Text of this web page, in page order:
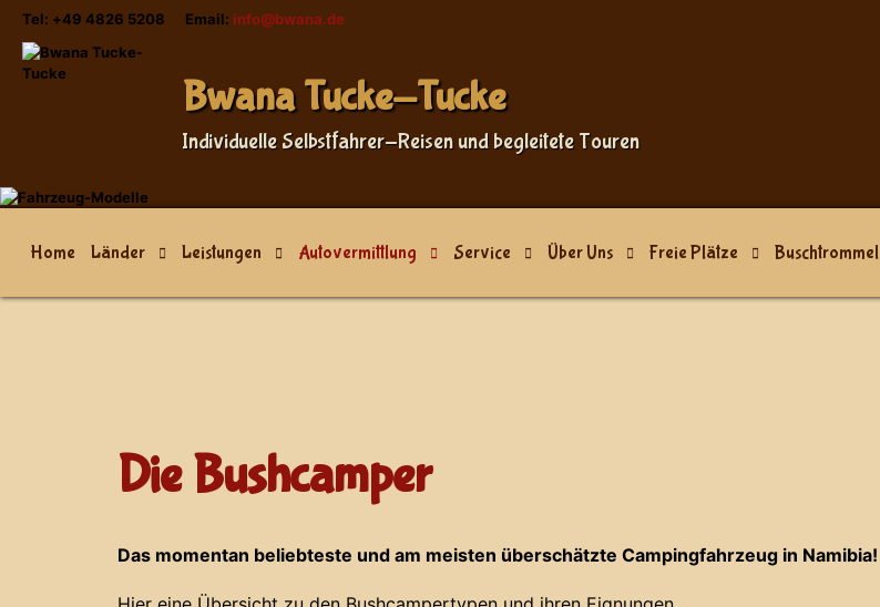
Tel: +49 4826 5208 Email: info@bwana.de
Sprache auswählen
Bwana Tucke-Tucke
Individuelle Selbstfahrer-Reisen und begleitete Touren
Home Länder Leistungen Autovermittlung Service Über Uns Freie Plätze Buschtrommel
Die Bushcamper
Das momentan beliebteste und am meisten überschätzte Campingfahrzeug in Namibia!